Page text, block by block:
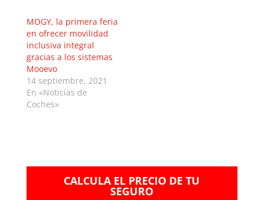
MOGY, la primera feria
en ofrecer movilidad
inclusiva integral
gracias a los sistemas
Mooevo
14 septiembre, 2021
En «Noticias de
Coches»
CALCULA EL PRECIO DE TU
SEGURO